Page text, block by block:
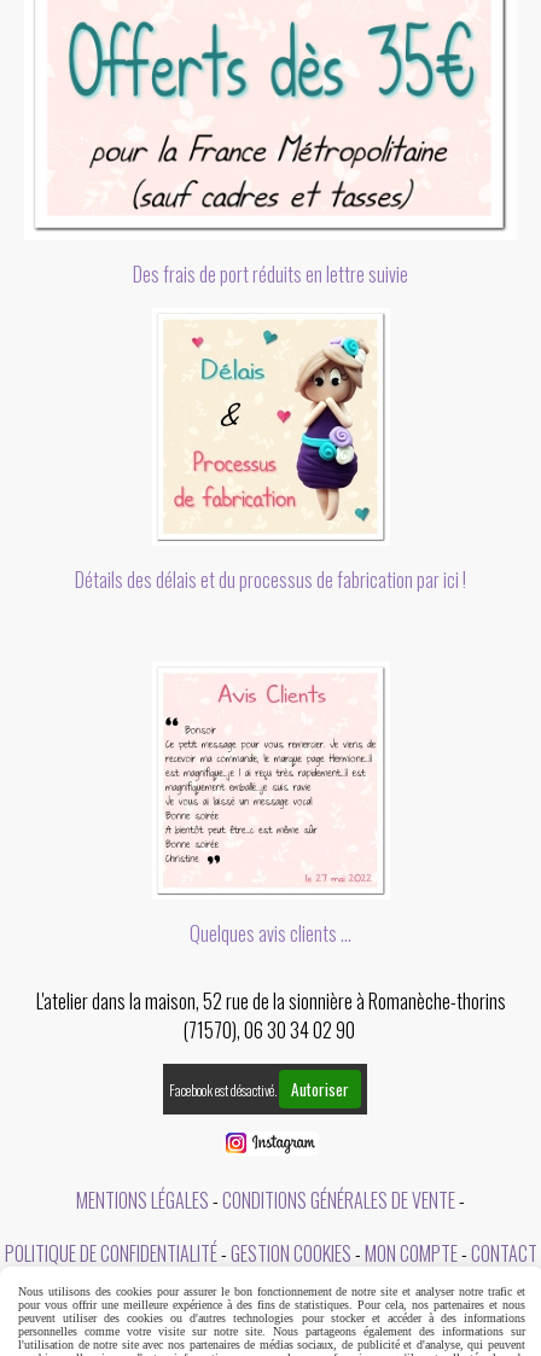
Des frais de port réduits en lettre suivie
Détails des délais et du processus de fabrication par ici !
Quelques avis clients ...
L'atelier dans la maison, 52 rue de la sionnière à Romanèche-thorins
(71570), 06 30 34 02 90
Facebook est désactivé. Autoriser
MENTIONS LÉGALES CONDITIONS GÉNÉRALES DE VENTE
POLITIQUE DE CONFIDENTIALITÉ GESTION COOKIES MON COMPTE CONTACT
A PROPOS DE L'ATELIER DANS LA MAISON
Nous utilisons des cookies pour assurer le bon fonctionnement de notre site et analyser notre trafic et
pour vous offrir une meilleure expérience à des fins de statistiques. Pour cela, nos partenaires et nous
peuvent utiliser des cookies ou d'autres technologies pour stocker et accéder à des informations
personnelles comme votre visite sur notre site. Nous partageons également des informations sur
l'utilisation de notre site avec nos partenaires de médias sociaux, de publicité et d'analyse, qui peuvent